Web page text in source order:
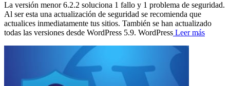
La versión menor 6.2.2 soluciona 1 fallo y 1 problema de seguridad.
Al ser esta una actualización de seguridad se recomienda que
actualices inmediatamente tus sitios. También se han actualizado
todas las versiones desde WordPress 5.9. WordPress Leer más